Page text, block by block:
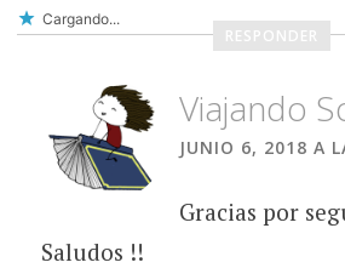
Cargando...
RESPONDER
Viajando
JUNIO 6, 2018 A
Gracias por
Saludos !!